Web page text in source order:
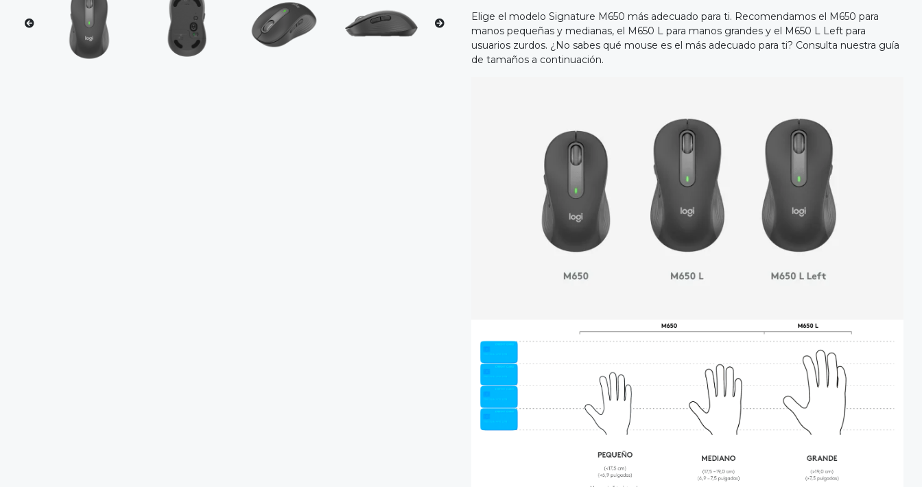
Elige el modelo Signature M650 más adecuado para ti. Recomendamos el M650 para
manos pequeñas y medianas, el M650 L para manos grandes y el M650 L Left para
usuarios zurdos. ¿No sabes qué mouse es el más adecuado para ti? Consulta nuestra guía
de tamaños a continuación.